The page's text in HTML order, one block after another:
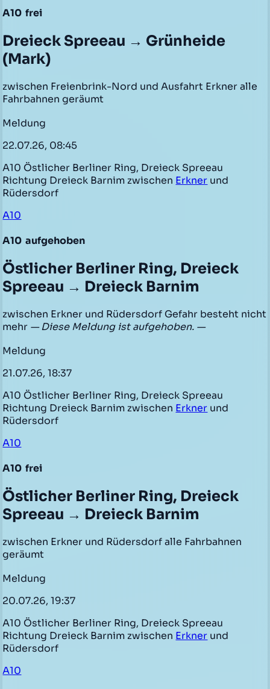
A10 frei
Dreieck Spreeau → Grünheide
(Mark)
zwischen Freienbrink-Nord und Ausfahrt Erkner alle
Fahrbahnen geräumt
Meldung
22.07.26, 08:45
A10 Östlicher Berliner Ring, Dreieck Spreeau
Richtung Dreieck Barnim zwischen Erkner und
Rüdersdorf
A10
A10 aufgehoben
Östlicher Berliner Ring, Dreieck
Spreeau → Dreieck Barnim
zwischen Erkner und Rüdersdorf Gefahr besteht nicht
mehr — Diese Meldung ist aufgehoben. —
Meldung
21.07.26, 18:37
A10 Östlicher Berliner Ring, Dreieck Spreeau
Richtung Dreieck Barnim zwischen Erkner und
Rüdersdorf
A10
A10 frei
Östlicher Berliner Ring, Dreieck
Spreeau → Dreieck Barnim
zwischen Erkner und Rüdersdorf alle Fahrbahnen
geräumt
Meldung
20.07.26, 19:37
A10 Östlicher Berliner Ring, Dreieck Spreeau
Richtung Dreieck Barnim zwischen Erkner und
Rüdersdorf
A10